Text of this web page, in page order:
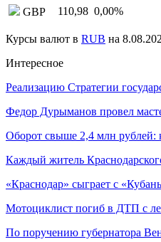
GBP
110,98 0,00%
Курсы валют в RUB на
Интересное
Реализацию Стратегии
Федор Дурыманов провел
Оборот свыше 2,4 млн рублей:
Каждый житель
«Краснодар» сыграет с
Мотоциклист погиб в ДТП с
По поручению губернатора